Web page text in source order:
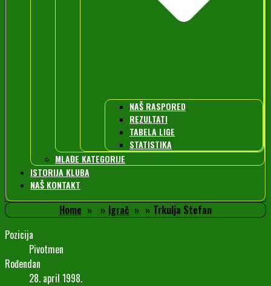
NAŠ RASPORED
REZULTATI
TABELA LIGE
STATISTIKA
MLAĐE KATEGORIJE
ISTORIJA KLUBA
NAŠ KONTAKT
Home Igrač
Trkulja Stefan
Pozicija
Pivotmen
Rođendan
28. april 1998.